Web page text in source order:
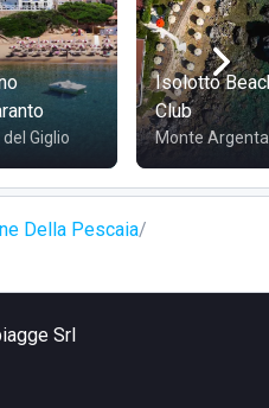
in Via Roma 28 a
di Grosseto. La zona,
e in prossimità del
locali.
BALENA
del Giglio
Isolotto
Club
Monte
Della Pescaia
Srl